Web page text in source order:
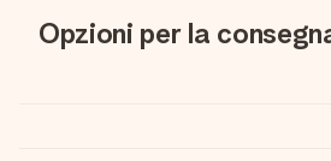
Opzioni per la